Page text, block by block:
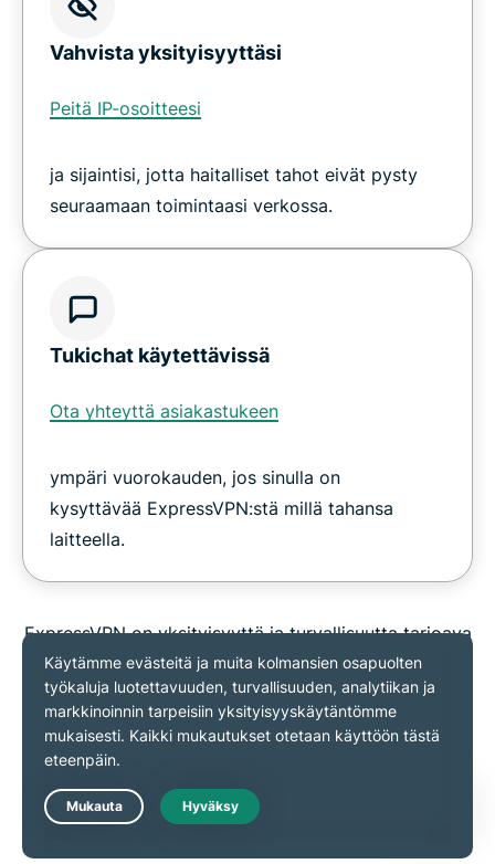
Vahvista yksityisyyttäsi
Peitä IP-osoitteesi
ja sijaintisi, jotta haitalliset tahot eivät pysty
seuraamaan toimintaasi verkossa.
Tukichat käytettävissä
Ota yhteyttä asiakastukeen
ympäri vuorokauden, jos sinulla on
kysyttävää ExpressVPN:stä millä tahansa
laitteella.
ExpressVPN on yksityisyyttä ja turvallisuutta tarjoava
palvelu, eikä sitä tule käyttää tekijänoikeuksien
kiertämiseen. Emme pysty seuraamaan tai
hallitsemaan sitä, mitä teet VPN-yhteyden avulla,
joten olet itse vastuussa palveluehtojemme,
sisällöntuottajasi ehtojen ja kaikkien sovellettavien
lakien noudattamisesta.